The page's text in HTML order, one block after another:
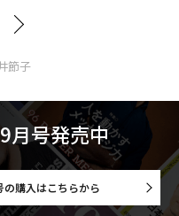
節子
月号発売中
の購入はこちらから